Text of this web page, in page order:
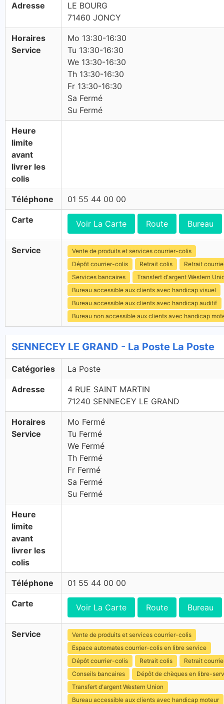
Adresse
LE BOURG
71460 JONCY
Horaires
Service
Mo 13:30-16:30
Tu 13:30-16:30
We 13:30-16:30
Th 13:30-16:30
Fr 13:30-16:30
Sa Fermé
Su Fermé
Heure
limite
avant
livrer les
colis
Téléphone 01 55 44 00 00
Carte Voir La Carte Route Bureau
Service
Vente de produits et services courrier-colis
Dépôt courrier-colis
Retrait colis
Retrait
Services bancaires
Transfert d'argent Western
Bureau accessible aux clients avec handicap visuel
Bureau accessible aux clients avec handicap auditif
Bureau non accessible aux clients avec handicap
SENNECEY LE GRAND - La Poste La Poste
Catégories La Poste
Adresse
4 RUE SAINT MARTIN
71240 SENNECEY LE GRAND
Horaires
Service
Mo Fermé
Tu Fermé
We Fermé
Th Fermé
Fr Fermé
Sa Fermé
Su Fermé
Heure
limite
avant
livrer les
colis
Téléphone 01 55 44 00 00
Carte Voir La Carte Route Bureau
Service
Vente de produits et services courrier-colis
Espace automates courrier-colis en libre service
Dépôt courrier-colis
Retrait colis
Retrait
Conseils bancaires
Dépôt de chèques en libre-
Transfert d'argent Western Union
Bureau accessible aux clients avec handicap moteur